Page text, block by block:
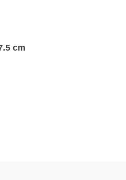
cm